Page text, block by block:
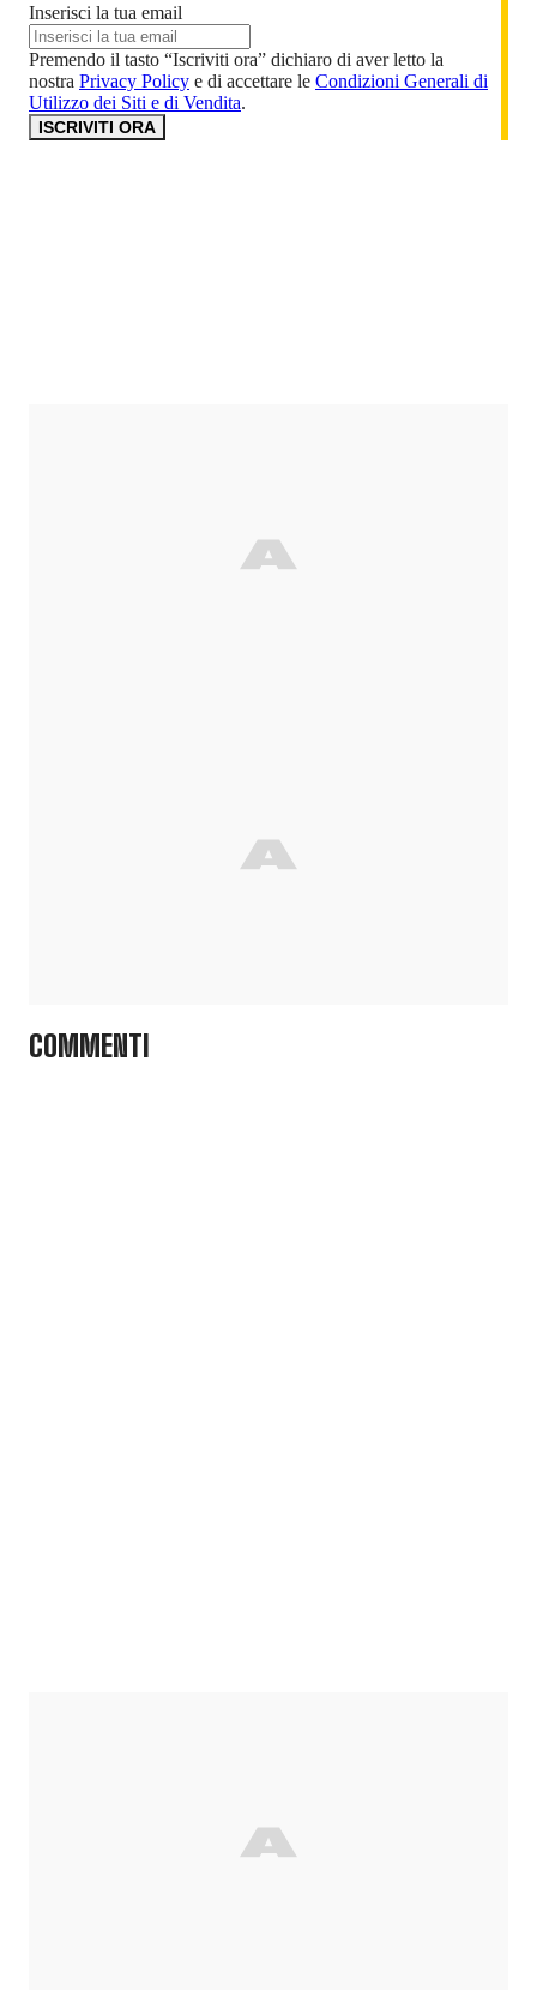
Inserisci la tua email
Premendo il tasto “Iscriviti ora” dichiaro di aver letto la
nostra Privacy Policy e di accettare le Condizioni Generali di
Utilizzo dei Siti e di Vendita.
ISCRIVITI ORA
COMMENTI